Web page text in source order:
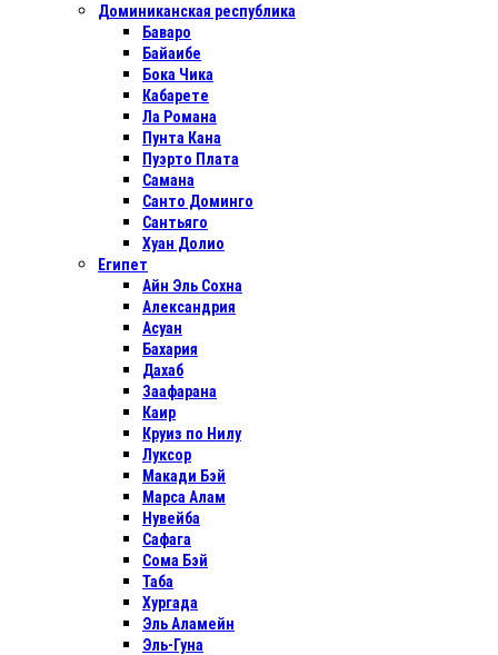
Доминиканская республика
Баваро
Байаибе
Бока Чика
Кабарете
Ла Романа
Пунта Кана
Пуэрто Плата
Самана
Санто Доминго
Сантьяго
Хуан Долио
Египет
Айн Эль Сохна
Александрия
Асуан
Бахария
Дахаб
Заафарана
Каир
Круиз по Нилу
Луксор
Макади Бэй
Марса Алам
Нувейба
Сафага
Сома Бэй
Таба
Хургада
Эль Аламейн
Эль-Гуна